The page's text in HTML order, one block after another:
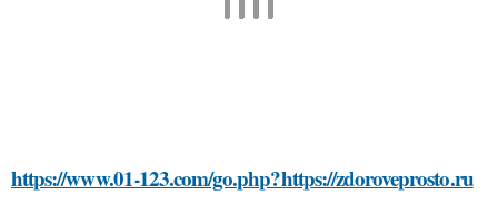
https://www.01-123.com/go.php?https://zdoroveprosto.ru